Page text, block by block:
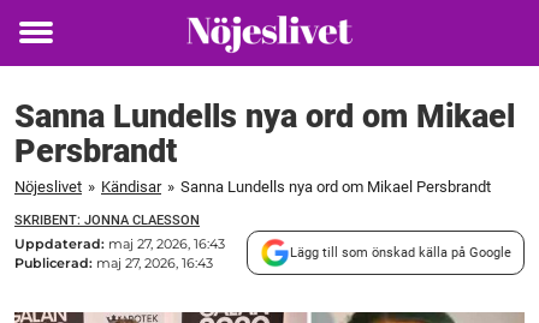
Toggle
Sanna Lundells nya ord om Mikael
Persbrandt
Nöjeslivet » Kändisar » Sanna Lundells nya ord om Mikael Persbrandt
SKRIBENT: JONNA CLAESSON
Uppdaterad: maj 27, 2026, 16:43
Publicerad: maj 27, 2026, 16:43
Lägg till som önskad källa på Google